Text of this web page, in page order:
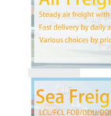
Fret
Fret aérien en